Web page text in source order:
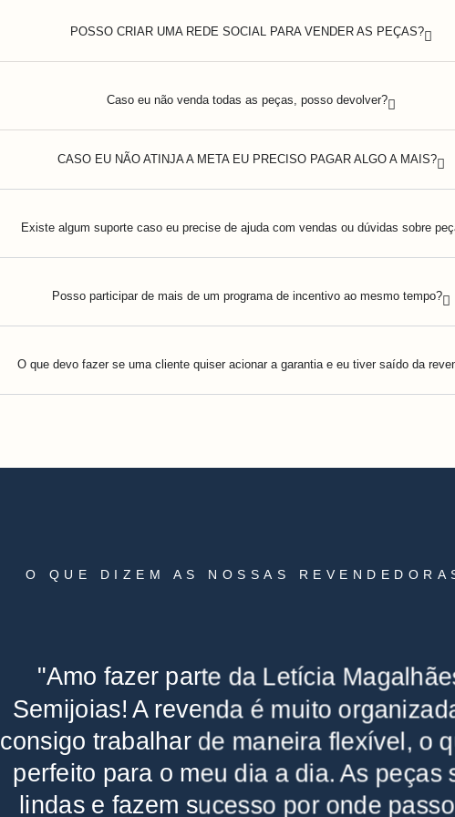
POSSO CRIAR UMA REDE SOCIAL PARA VENDER AS PEÇAS?
Caso eu não venda todas as peças, posso devolver?
CASO EU NÃO ATINJA A META EU PRECISO PAGAR ALGO A MAIS?
Existe algum suporte caso eu precise de ajuda com vendas ou dúvidas sobre
Posso participar de mais de um programa de incentivo ao mesmo tempo?
O que devo fazer se uma cliente quiser acionar a garantia e eu tiver saído da
O QUE DIZEM AS NOSSAS
"Amo fazer parte da Letícia
Semijoias! A revenda é muito
consigo trabalhar de maneira flexível, o
perfeito para o meu dia a dia. As peças
lindas e fazem sucesso por onde